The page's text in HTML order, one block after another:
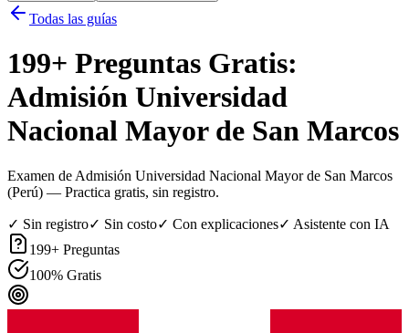
Todas las guías
199+ Preguntas Gratis:
Admisión Universidad
Nacional Mayor de San Marcos
Examen de Admisión Universidad Nacional Mayor de San Marcos
(Perú) — Practica gratis, sin registro.
✓ Sin registro✓ Sin costo✓ Con explicaciones✓ Asistente con IA
199+ Preguntas
100% Gratis